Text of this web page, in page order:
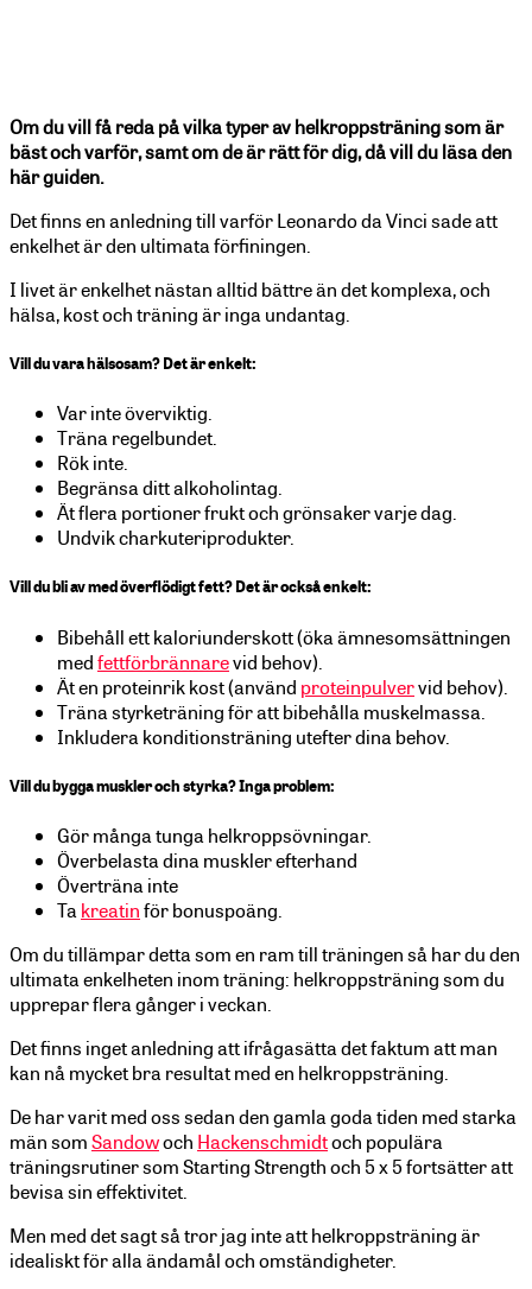
Om du vill få reda på vilka typer av helkroppsträning som är
bäst och varför, samt om de är rätt för dig, då vill du läsa den
här guiden.
Det finns en anledning till varför Leonardo da Vinci sade att
enkelhet är den ultimata förfiningen.
I livet är enkelhet nästan alltid bättre än det komplexa, och
hälsa, kost och träning är inga undantag.
Vill du vara hälsosam? Det är enkelt:
Var inte överviktig.
Träna regelbundet.
Rök inte.
Begränsa ditt alkoholintag.
Ät flera portioner frukt och grönsaker varje dag.
Undvik charkuteriprodukter.
Vill du bli av med överflödigt fett? Det är också enkelt:
Bibehåll ett kaloriunderskott (öka ämnesomsättningen
medfettförbrännarevid behov).
Ät en proteinrik kost (använd proteinpulvervid behov).
Träna styrketräning för att bibehålla muskelmassa.
Inkludera konditionsträning utefter dina behov.
Vill du bygga muskler och styrka? Inga problem:
Gör många tunga helkroppsövningar.
Överbelasta dina muskler efterhand
Överträna inte
Ta kreatinför bonuspoäng.
Om du tillämpar detta som en ram till träningen så har du den
ultimata enkelheten inom träning: helkroppsträning som du
upprepar flera gånger i veckan.
Det finns inget anledning att ifrågasätta det faktum att man
kan nå mycket bra resultat med en helkroppsträning.
De har varit med oss sedan den gamla goda tiden med starka
män somSandowoch Hackenschmidtoch populära
träningsrutiner som Starting Strength och 5 x 5 fortsätter att
bevisa sin effektivitet.
Men med det sagt så tror jag inte att helkroppsträning är
idealiskt för alla ändamål och omständigheter.